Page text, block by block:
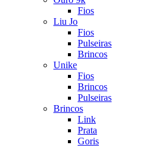
Fios
Liu Jo
Fios
Pulseiras
Brincos
Unike
Fios
Brincos
Pulseiras
Brincos
Link
Prata
Goris